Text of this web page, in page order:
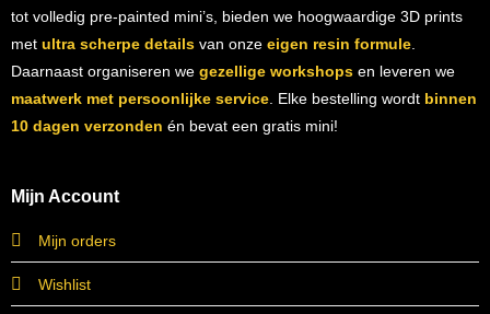
tot volledig pre-painted mini’s, bieden we hoogwaardige 3D prints
met ultra scherpe detailsvan onze eigen resin formule.
Daarnaast organiseren we gezellige workshopsen leveren we
maatwerk met persoonlijke service. Elke bestelling wordt binnen
10 dagen verzonden én bevat een gratis mini!
Mijn Account
Mijn orders
Wishlist